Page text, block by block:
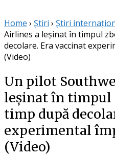
Home › Știri › Știri
Airlines a leșinat în timpul
decolare. Era vaccinat
(Video)
Un pilot
leșinat în timpul
timp după
experimental
(Video)